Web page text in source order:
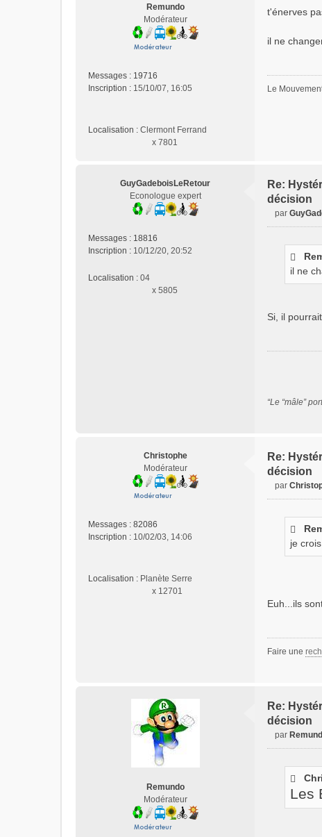
Remundo
Modérateur
Messages : 19716
Inscription : 15/10/07, 16:05
Localisation : Clermont Ferrand
x 7801
a
e
n
l
t'énerves
il ne
Le
GuyGadeboisLeRetour
Econologue expert
Messages : 18816
Inscription : 10/12/20, 20:52
Localisation : 04
x 5805
Re:
décision
o
par
il ne
Si, il
“Le “mâle”
Christophe
Modérateur
Messages : 82086
Inscription : 10/02/03, 14:06
Localisation : Planète Serre
x 12701
Re:
décision
n
par
je
Euh...ils
Faire une
Remundo
Modérateur
Re:
décision
par
Les